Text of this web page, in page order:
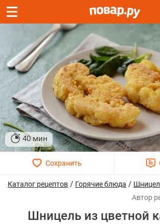
40 мин
Каталог рецептов / Горячие блюда /
Шницель из цветной